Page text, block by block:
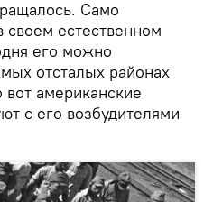
Само
естественном
его можно
отсталых районах
американские
с его возбудителями